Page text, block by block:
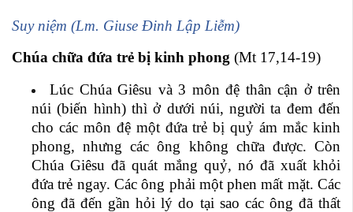
Suy niệm (Lm. Giuse Đinh Lập Liễm)
Chúa chữa đứa trẻ bị kinh phong (Mt 17,14-19)
Lúc Chúa Giêsu và 3 môn đệ thân cận ở trên
núi (biến hình) thì ở dưới núi, người ta đem đến
cho các môn đệ một đứa trẻ bị quỷ ám mắc kinh
phong, nhưng các ông không chữa được. Còn
Chúa Giêsu đã quát mắng quỷ, nó đã xuất khỏi
đứa trẻ ngay. Các ông phải một phen mất mặt. Các
ông đã đến gần hỏi lý do tại sao các ông đã thất